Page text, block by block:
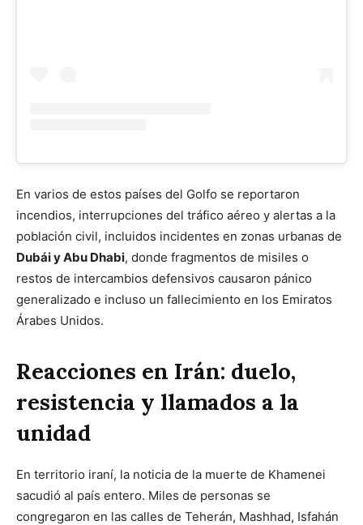
En varios de estos países del Golfo se reportaron
incendios, interrupciones del tráfico aéreo y alertas a la
población civil, incluidos incidentes en zonas urbanas de
Dubái y Abu Dhabi, donde fragmentos de misiles o
restos de intercambios defensivos causaron pánico
generalizado e incluso un fallecimiento en los Emiratos
Árabes Unidos.
Reacciones en Irán: duelo,
resistencia y llamados a la
unidad
En territorio iraní, la noticia de la muerte de Khamenei
sacudió al país entero. Miles de personas se
congregaron en las calles de Teherán, Mashhad, Isfahán